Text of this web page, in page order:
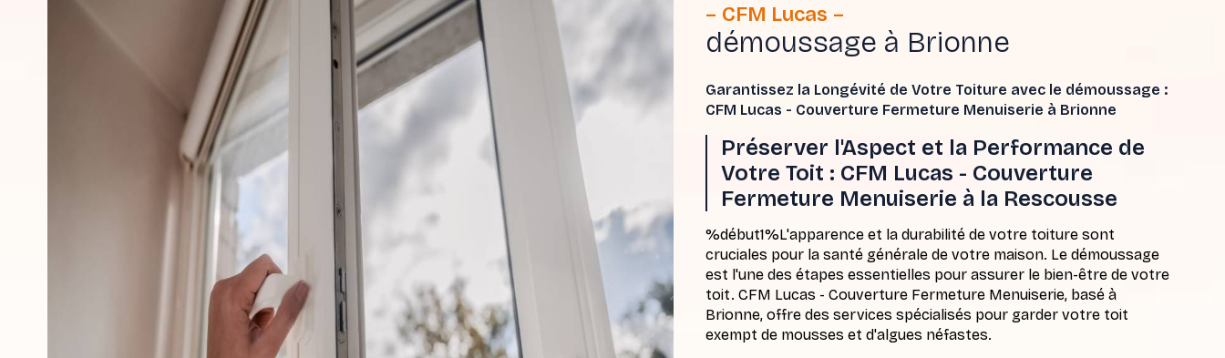
CFM Lucas
démoussage à Brionne
Garantissez la Longévité de Votre Toiture avec le démoussage :
CFM Lucas - Couverture Fermeture Menuiserie à Brionne
Préserver l'Aspect et la Performance de
Votre Toit : CFM Lucas - Couverture
Fermeture Menuiserie à la Rescousse
%début1%L'apparence et la durabilité de votre toiture sont
cruciales pour la santé générale de votre maison. Le démoussage
est l'une des étapes essentielles pour assurer le bien-être de votre
toit. CFM Lucas - Couverture Fermeture Menuiserie, basé à
Brionne, offre des services spécialisés pour garder votre toit
exempt de mousses et d'algues néfastes.